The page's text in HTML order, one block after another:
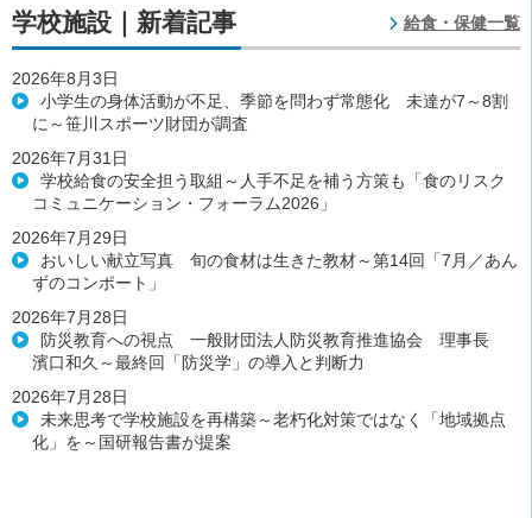
学校施設｜新着記事 給食・保健一覧
2026年8月3日
小学生の身体活動が不足、季節を問わず常態化 未達が7～8割
に～笹川スポーツ財団が調査
2026年7月31日
学校給食の安全担う取組～人手不足を補う方策も「食のリスク
コミュニケーション・フォーラム2026」
2026年7月29日
おいしい献立写真 旬の食材は生きた教材～第14回「7月／あん
ずのコンポート」
2026年7月28日
防災教育への視点 一般財団法人防災教育推進協会 理事長
濱口和久～最終回「防災学」の導入と判断力
2026年7月28日
未来思考で学校施設を再構築～老朽化対策ではなく「地域拠点
化」を～国研報告書が提案